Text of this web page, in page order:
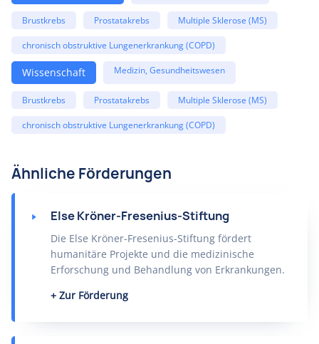
Brustkrebs Prostatakrebs Multiple Sklerose (MS)
chronisch obstruktive Lungenerkrankung (COPD)
Wissenschaft Medizin, Gesundheitswesen
Brustkrebs Prostatakrebs Multiple Sklerose (MS)
chronisch obstruktive Lungenerkrankung (COPD)
Ähnliche Förderungen
Else Kröner-Fresenius-Stiftung
Die Else Kröner-Fresenius-Stiftung fördert
humanitäre Projekte und die medizinische
Erforschung und Behandlung von Erkrankungen.
Zur Förderung